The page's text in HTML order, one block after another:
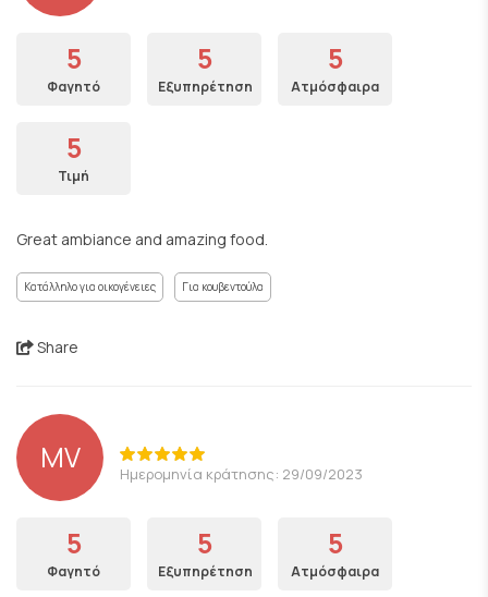
5
Φαγητό
5
Εξυπηρέτηση
5
Ατμόσφαιρα
5
Τιμή
Great ambiance and amazing food.
Κατάλληλο για οικογένειες Για κουβεντούλα
Share
MV Ημερομηνία κράτησης: 29/09/2023
5
Φαγητό
5
Εξυπηρέτηση
5
Ατμόσφαιρα